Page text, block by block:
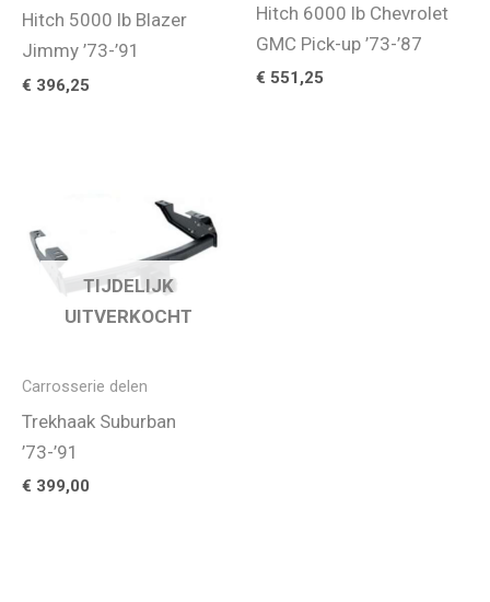
Hitch 5000 lb Blazer
Jimmy ’73-’91
€ 396,25
Hitch 6000 lb Chevrolet
GMC Pick-up ’73-’87
€ 551,25
TIJDELIJK
UITVERKOCHT
Carrosserie delen
Trekhaak Suburban
’73-’91
€ 399,00